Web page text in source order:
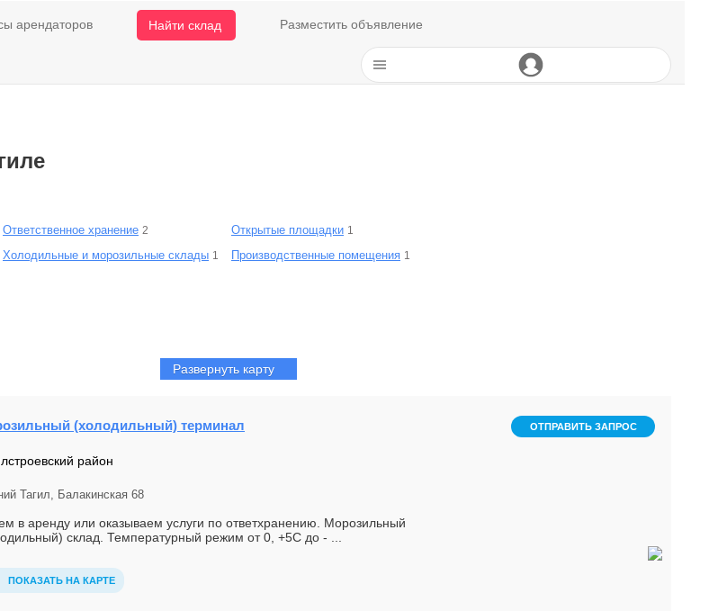
арендаторов Найти склад Разместить объявление
Ответственное хранение 2 Открытые площадки 1
Холодильные и морозильные склады 1 Производственные помещения 1
Развернуть карту
(холодильный) терминал
район
Тагил, Балакинская 68
в аренду или оказываем услуги по ответхранению. Морозильный
склад. Температурный режим от 0, +5С до - ...
ОТПРАВИТЬ ЗАПРОС
ПОКАЗАТЬ НА КАРТЕ